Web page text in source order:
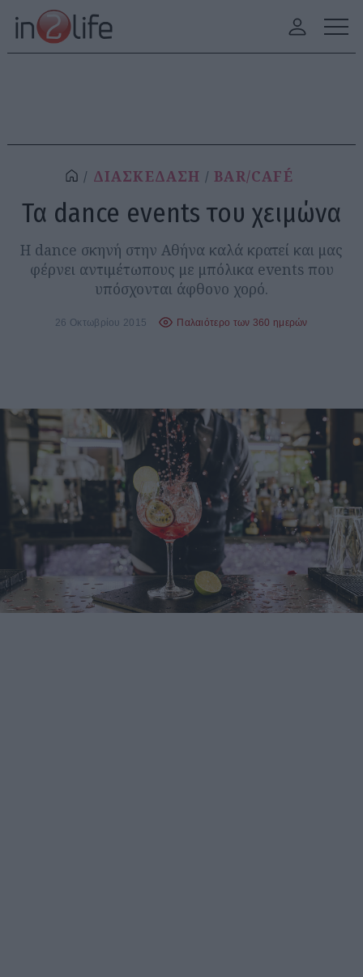
ΔΙΑΣΚΕΔΑΣΗ BAR/CAFÉ
Τα dance events του χειμώνα
Η dance σκηνή στην Αθήνα καλά κρατεί και μας
φέρνει αντιμέτωπους με μπόλικα events που
υπόσχονται άφθονο χορό.
26 Οκτωβρίου 2015 Παλαιότερο των 360 ημερών